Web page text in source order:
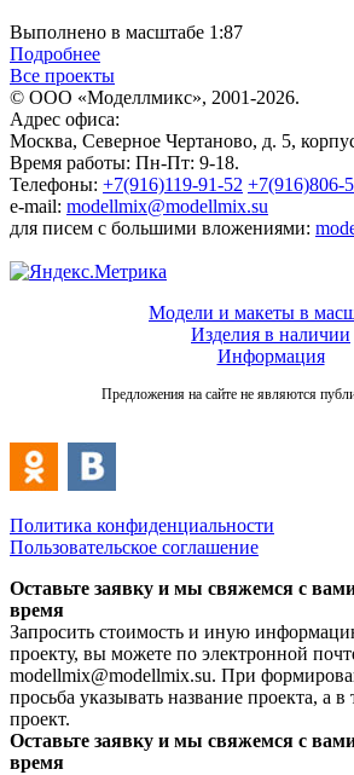
Выполнено в масштабе 1:87
Подробнее
Все проекты
© ООО «Моделлмикс», 2001-2026.
Адрес офиса:
Москва, Северное Чертаново, д. 5,
Время работы: Пн-Пт: 9-18.
Телефоны: +7(916)119-91-52 +7(916)806-
e-mail: modellmix@modellmix.su
для писем с большими вложениями:
Модели и макеты в
Изделия в наличии
Информация
Предложения на сайте не являются
Политика конфиденциальности
Пользовательское соглашение
Оставьте заявку и мы свяжемся с
время
Запросить стоимость и иную
проекту, вы можете по электронной
modellmix@modellmix.su. При
просьба указывать название проекта, а в
проект.
Оставьте заявку и мы свяжемся с
время